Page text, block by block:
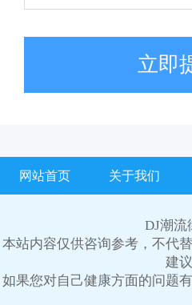
立即
网站首页 关于我们
DJ潮流
本站内容仅供咨询参考，不代
建议
如果您对自己健康方面的问题